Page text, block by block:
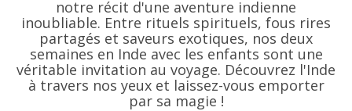
notre récit d'une aventure indienne
inoubliable. Entre rituels spirituels, fous rires
partagés et saveurs exotiques, nos deux
semaines en Inde avec les enfants sont une
véritable invitation au voyage. Découvrez l'Inde
à travers nos yeux et laissez-vous emporter
par sa magie !